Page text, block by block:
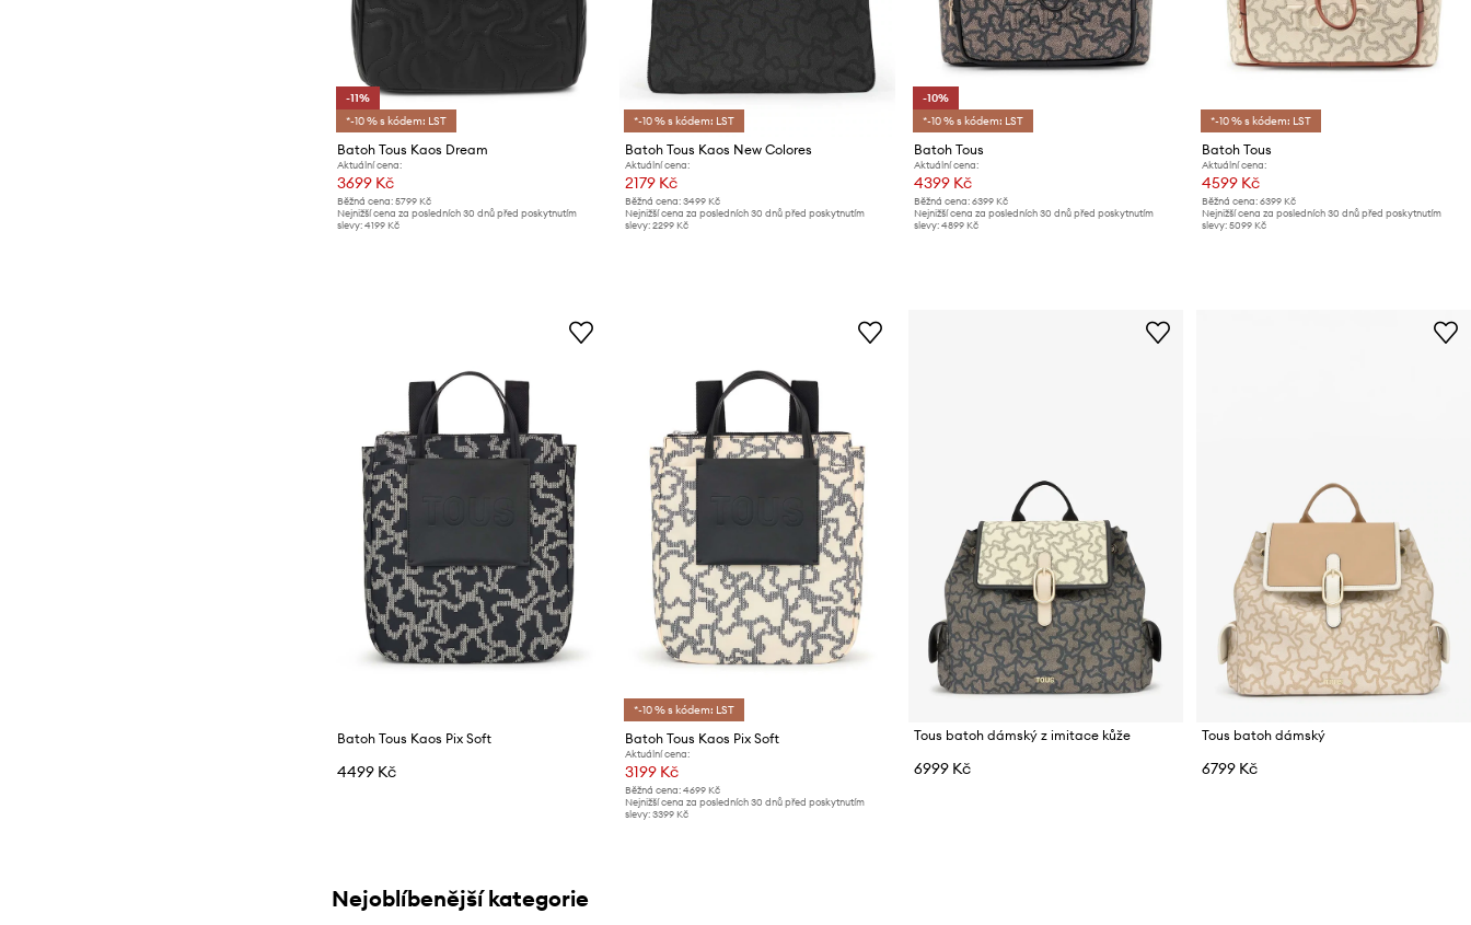
-11%
*-10 % s kódem: LST
Batoh Tous Kaos Dream
Aktuální cena:
3699 Kč
Běžná cena: 5799 Kč
Nejnižší cena za posledních 30 dnů před poskytnutím
slevy: 4199 Kč
*-10 % s kódem: LST
Batoh Tous Kaos New Colores
Aktuální cena:
2179 Kč
Běžná cena: 3499 Kč
Nejnižší cena za posledních 30 dnů před poskytnutím
slevy: 2299 Kč
-10%
*-10 % s kódem: LST
Batoh Tous
Aktuální cena:
4399 Kč
Běžná cena: 6399 Kč
Nejnižší cena za posledních 30 dnů před poskytnutím
slevy: 4899 Kč
*-10 % s kódem: LST
Batoh Tous
Aktuální cena:
4599 Kč
Běžná cena: 6399 Kč
Nejnižší cena za posledních 30 dnů před poskytnutím
slevy: 5099 Kč
Batoh Tous Kaos Pix Soft
4499 Kč
*-10 % s kódem: LST
Batoh Tous Kaos Pix Soft
Aktuální cena:
3199 Kč
Běžná cena: 4699 Kč
Nejnižší cena za posledních 30 dnů před poskytnutím
slevy: 3399 Kč
Tous batoh dámský z imitace kůže
6999 Kč
Tous batoh dámský
6799 Kč
Nejoblíbenější kategorie